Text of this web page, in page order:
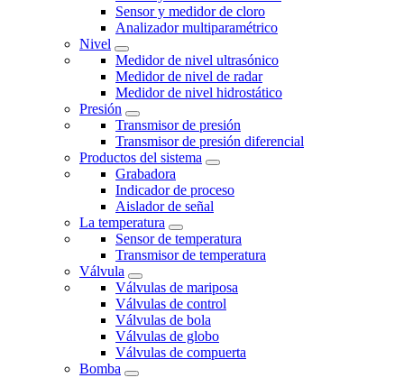
Sensor y medidor de cloro
Analizador multiparamétrico
Nivel
Medidor de nivel ultrasónico
Medidor de nivel de radar
Medidor de nivel hidrostático
Presión
Transmisor de presión
Transmisor de presión diferencial
Productos del sistema
Grabadora
Indicador de proceso
Aislador de señal
La temperatura
Sensor de temperatura
Transmisor de temperatura
Válvula
Válvulas de mariposa
Válvulas de control
Válvulas de bola
Válvulas de globo
Válvulas de compuerta
Bomba